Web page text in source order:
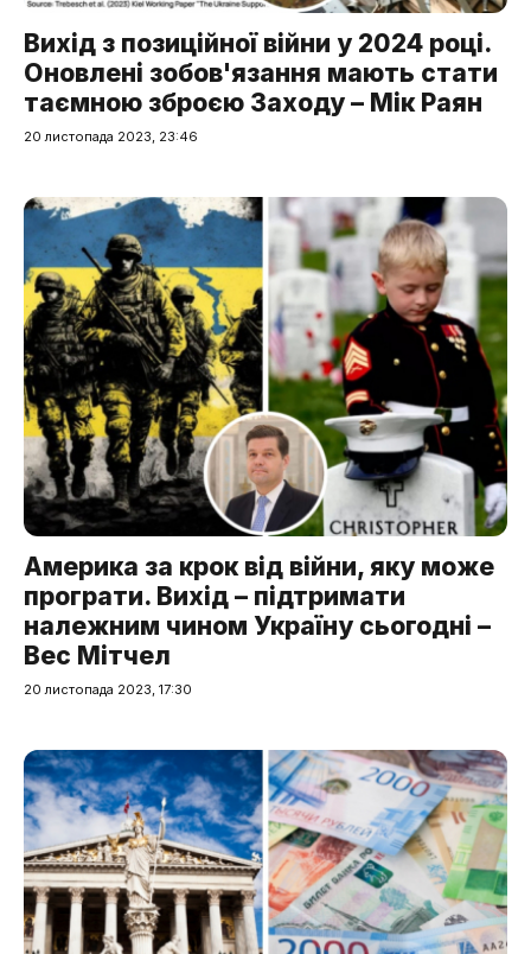
Вихід з позиційної війни у 2024 році.
Оновлені зобов'язання мають стати
таємною зброєю Заходу – Мік Раян
20 листопада 2023, 23:46
Америка за крок від війни, яку може
програти. Вихід – підтримати
належним чином Україну сьогодні –
Вес Мітчел
20 листопада 2023, 17:30